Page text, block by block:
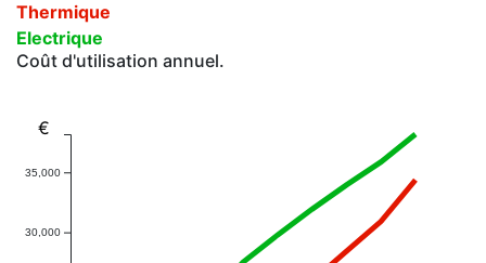
Thermique
Electrique
Coût d'utilisation annuel.
30,000
35,000
€